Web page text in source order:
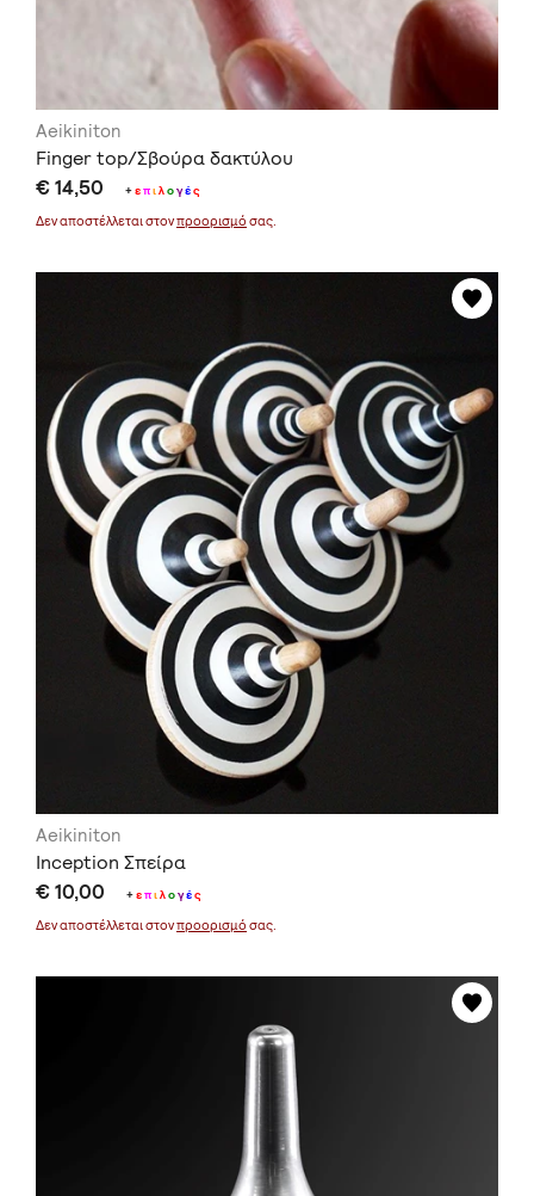
Aeikiniton
Finger top/Σβούρα δακτύλου
€ 14,50 +επιλογές
Δεν αποστέλλεται στονπροορισμό σας.
Aeikiniton
Inception Σπείρα
€ 10,00 +επιλογές
Δεν αποστέλλεται στονπροορισμό σας.